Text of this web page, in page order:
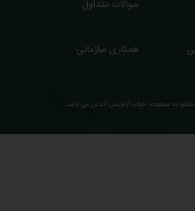
به مجموعه ​جواب آزمایش آنلاین می باشد.
سوالات متداول
همکاری سازمانی